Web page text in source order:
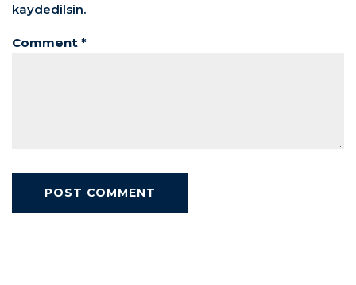
kaydedilsin.
Comment *